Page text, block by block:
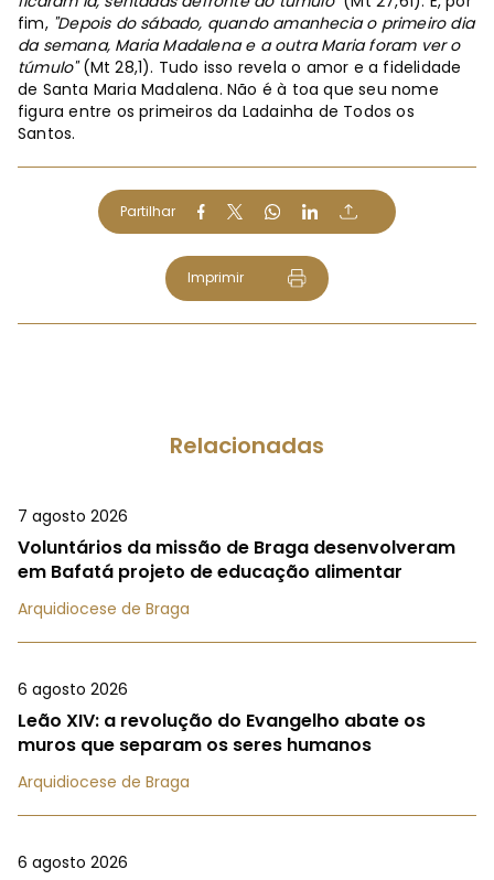
fim, "Depois do sábado, quando amanhecia o primeiro dia
da semana, Maria Madalena e a outra Maria foram ver o
túmulo"(Mt 28,1). Tudo isso revela o amor e a fidelidade
de Santa Maria Madalena. Não é à toa que seu nome
figura entre os primeiros da Ladainha de Todos os
Santos.
Partilhar
Imprimir
Relacionadas
7 agosto 2026
Voluntários da missão de Braga desenvolveram
em Bafatá projeto de educação alimentar
Arquidiocese de Braga
6 agosto 2026
Leão XIV: a revolução do Evangelho abate os
muros que separam os seres humanos
Arquidiocese de Braga
6 agosto 2026